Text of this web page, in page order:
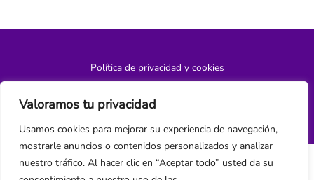
Valoramos tu privacidad
Usamos cookies para mejorar su experiencia de navegación,
mostrarle anuncios o contenidos personalizados y analizar
nuestro tráfico. Al hacer clic en “Aceptar todo” usted da su
Política de privacidad y cookies
¿Hablamos?